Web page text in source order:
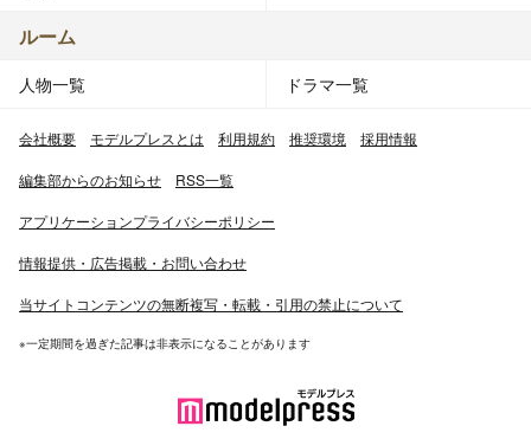
ルーム
人物一覧 ドラマ一覧
会社概要 モデルプレスとは 利用規約 推奨環境 採用情報
編集部からのお知らせ RSS一覧
アプリケーションプライバシーポリシー
情報提供・広告掲載・お問い合わせ
当サイトコンテンツの無断複写・転載・引用の禁止について
※一定期間を過ぎた記事は非表示になることがあります